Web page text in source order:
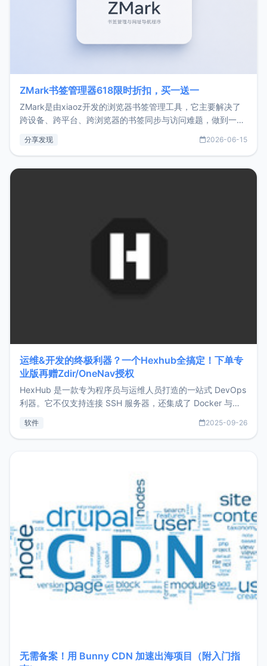
ZMark书签管理器618限时折扣，买一送一
ZMark是由xiaoz开发的浏览器书签管理工具，它主要解决了
跨设备、跨平台、跨浏览器的书签同步与访问难题，做到一处
用，让管理更高效。ZMark官网地址：
分享发现 2026-06-15
运维&开发的终极利器？一个Hexhub全搞定！下单专
业版再赠Zdir/OneNav授权
HexHub 是一款专为程序员与运维人员打造的一站式 DevOps
利器。它不仅支持连接 SSH 服务器，还集成了 Docker 与常
件间频繁切换，仅凭 HexHub 即可同时搞定运维与数据库操
软件 2025-09-26
无需备案！用 Bunny CDN 加速出海项目（附入门指